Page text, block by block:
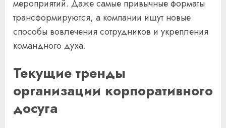
мероприятий. Даже самые привычные форматы
трансформируются, а компании ищут новые
способы вовлечения сотрудников и укрепления
командного духа.
Текущие тренды
организации корпоративного
досуга